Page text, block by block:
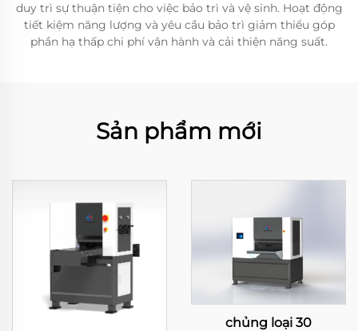
duy trì sự thuận tiện cho việc bảo trì và vệ sinh. Hoạt động
tiết kiệm năng lượng và yêu cầu bảo trì giảm thiểu góp
phần hạ thấp chi phí vận hành và cải thiện năng suất.
Sản phẩm mới
chủng loại 30